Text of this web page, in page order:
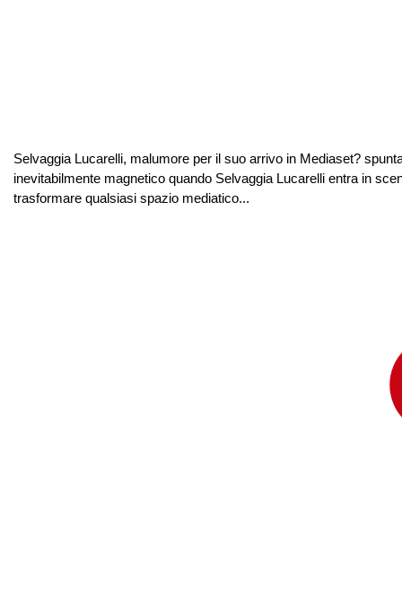
Selvaggia Lucarelli, malumore per il suo arrivo in Mediaset?
inevitabilmente magnetico quando Selvaggia Lucarelli entra in
trasformare qualsiasi spazio mediatico...